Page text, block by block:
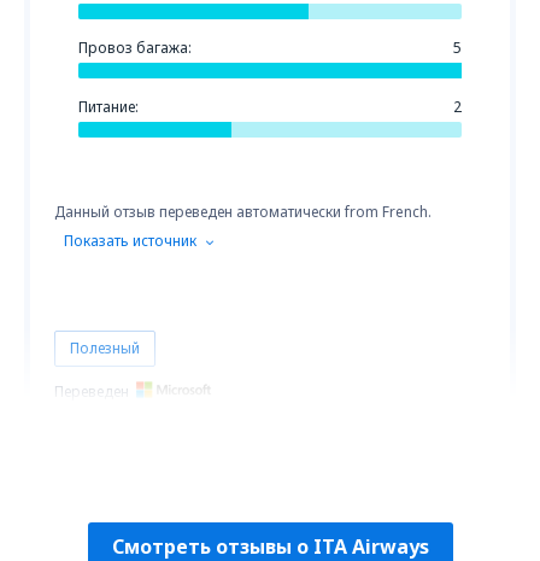
Провоз багажа: 5
Питание: 2
Данный отзыв переведен автоматически from French.
Показать источник
Полезный
Переведен
Смотреть отзывы о ITA Airways